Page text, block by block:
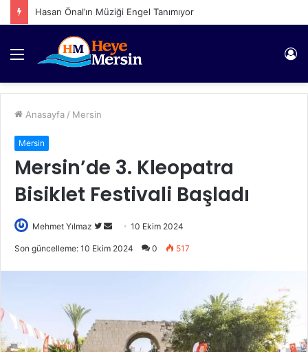
Hasan Önal’ın Müziği Engel Tanımıyor
Menü
Anasayfa / Mersin
Mersin
Mersin’de 3. Kleopatra
Bisiklet Festivali Başladı
Mehmet Yılmaz
Twitter'da
Bir
10 Ekim 2024
Son güncelleme: 10 Ekim 2024 0 517